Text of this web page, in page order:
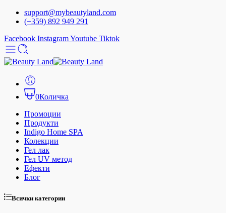
support@mybeautyland.com
(+359) 892 949 291
Facebook InstagramYoutube Tiktok
0Количка
Промоции
Продукти
Indigo Home SPA
Колекции
Гел лак
Гел UV метод
Ефекти
Блог
Всички категории